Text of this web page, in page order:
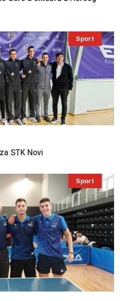
Sport
STK Novi
Sport